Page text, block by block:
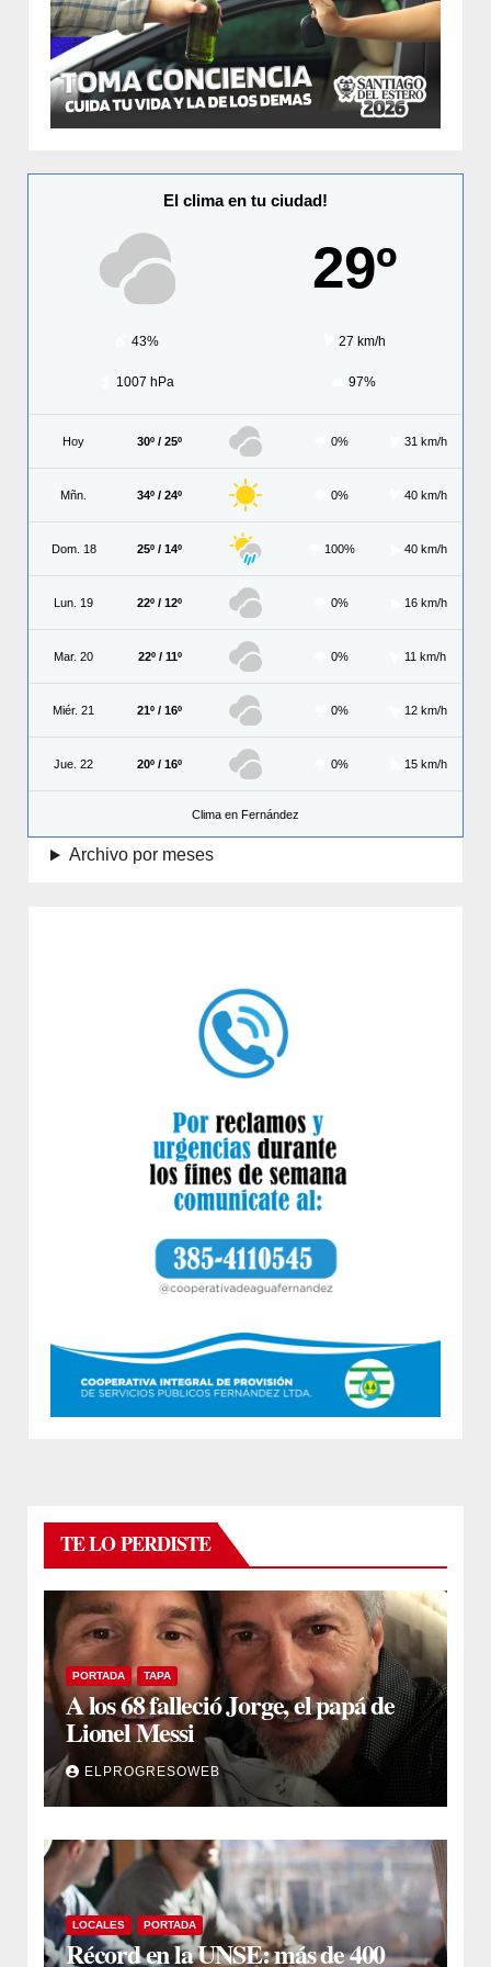
El clima en tu ciudad!
29º
43% 27 km/h
1007 hPa 97%
Hoy 30º / 25º 0% 31 km/h
Mñn. 34º / 24º 0% 40 km/h
Dom. 18 25º / 14º 100% 40 km/h
Lun. 19 22º / 12º 0% 16 km/h
Mar. 20 22º / 11º 0% 11 km/h
Miér. 21 21º / 16º 0% 12 km/h
Jue. 22 20º / 16º 0% 15 km/h
Clima en Fernández
Archivo por meses
TE LO PERDISTE
PORTADA TAPA
A los 68 falleció Jorge, el papá de
Lionel Messi
ELPROGRESOWEB
LOCALES PORTADA
Récord en la UNSE: más de 400